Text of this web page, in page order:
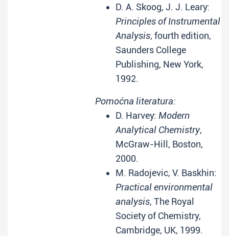
D. A. Skoog, J. J. Leary:
Principles of Instrumental
Analysis, fourth edition,
Saunders College
Publishing, New York,
1992.
Pomoćna literatura:
D. Harvey: Modern
Analytical Chemistry,
McGraw-Hill, Boston,
2000.
M. Radojevic, V. Baskhin:
Practical environmental
analysis, The Royal
Society of Chemistry,
Cambridge, UK, 1999.